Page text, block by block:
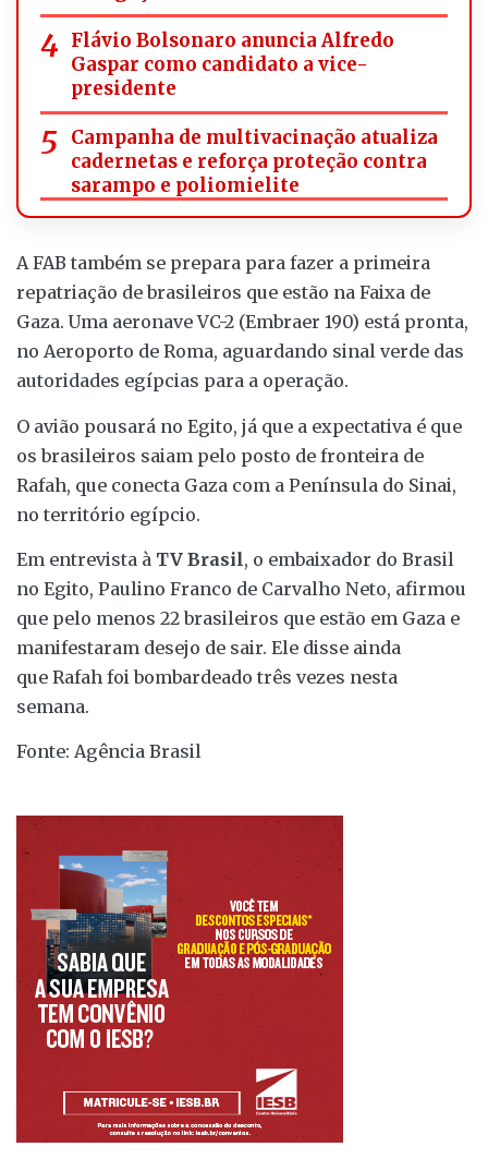
Flávio Bolsonaro anuncia Alfredo
Gaspar como candidato a vice-
presidente
Campanha de multivacinação atualiza
cadernetas e reforça proteção contra
sarampo e poliomielite
A FAB também se prepara para fazer a primeira
repatriação de brasileiros que estão na Faixa de
Gaza. Uma aeronave VC-2 (Embraer 190) está pronta,
no Aeroporto de Roma, aguardando sinal verde das
autoridades egípcias para a operação.
O avião pousará no Egito, já que a expectativa é que
os brasileiros saiam pelo posto de fronteira de
Rafah, que conecta Gaza com a Península do Sinai,
no território egípcio.
Em entrevista à TV Brasil, o embaixador do Brasil
no Egito, Paulino Franco de Carvalho Neto, afirmou
que pelo menos 22 brasileiros que estão em Gaza e
manifestaram desejo de sair. Ele disse ainda
que Rafah foi bombardeado três vezes nesta
semana.
Fonte: Agência Brasil